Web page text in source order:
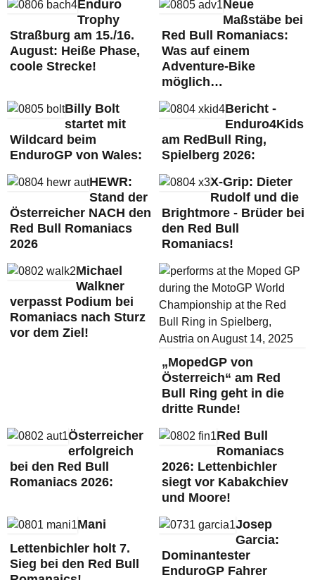
Enduro
Trophy
Straßburg am 15./16.
August: Heiße Phase,
coole Strecke!
Neue
Maßstäbe bei
Red Bull Romaniacs:
Was auf einem
Adventure-Bike
möglich…
Billy Bolt
startet mit
Wildcard beim
EnduroGP von Wales:
Bericht -
Enduro4Kids
am RedBull Ring,
Spielberg 2026:
HEWR:
Stand der
Österreicher NACH den
Red Bull Romaniacs
2026
X-Grip: Dieter
Rudolf und die
Brightmore - Brüder bei
den Red Bull
Romaniacs!
Michael
Walkner
verpasst Podium bei
Romaniacs nach Sturz
vor dem Ziel!
„MopedGP von
Österreich“ am Red
Bull Ring geht in die
dritte Runde!
Österreicher
erfolgreich
bei den Red Bull
Romaniacs 2026:
Red Bull
Romaniacs
2026: Lettenbichler
siegt vor Kabakchiev
und Moore!
Mani
Lettenbichler holt 7.
Sieg bei den Red Bull
Josep
Garcia:
Dominantester
EnduroGP Fahrer